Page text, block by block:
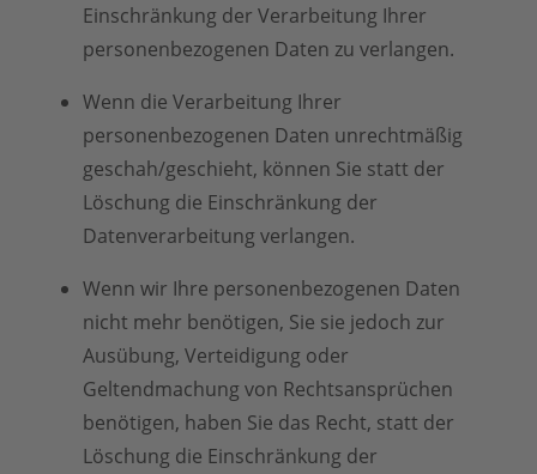
Einschränkung der Verarbeitung Ihrer
personenbezogenen Daten zu verlangen.
Wenn die Verarbeitung Ihrer
personenbezogenen Daten unrechtmäßig
geschah/geschieht, können Sie statt der
Löschung die Einschränkung der
Datenverarbeitung verlangen.
Wenn wir Ihre personenbezogenen Daten
nicht mehr benötigen, Sie sie jedoch zur
Ausübung, Verteidigung oder
Geltendmachung von Rechtsansprüchen
benötigen, haben Sie das Recht, statt der
Löschung die Einschränkung der